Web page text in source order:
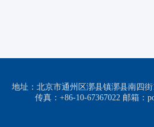
地址：北京市通州区漷县镇漷县南四街
传真：+86-10-67367022 邮箱：